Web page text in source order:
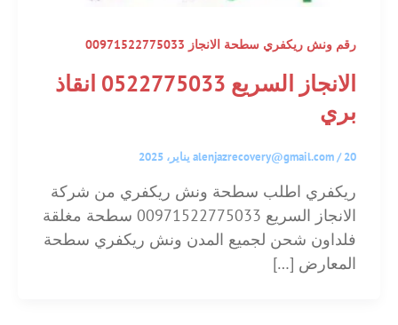
رقم ونش ريكفري سطحة الانجاز 00971522775033
الانجاز السريع 0522775033 انقاذ
بري
alenjazrecovery@gmail.com/20 يناير، 2025
ريكفري اطلب سطحة ونش ريكفري من شركة
الانجاز السريع 00971522775033 سطحة مغلقة
فلداون شحن لجميع المدن ونش ريكفري سطحة
المعارض […]